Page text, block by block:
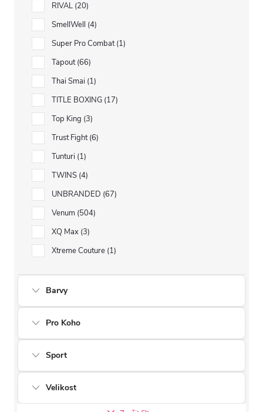
RIVAL 20
SmellWell 4
Super Pro Combat 1
Tapout 66
Thai Smai 1
TITLE BOXING 17
Top King 3
Trust Fight 6
Tunturi 1
TWINS 4
UNBRANDED 67
Venum 504
XQ Max 3
Xtreme Couture 1
Barvy
Pro Koho
Sport
Velikost